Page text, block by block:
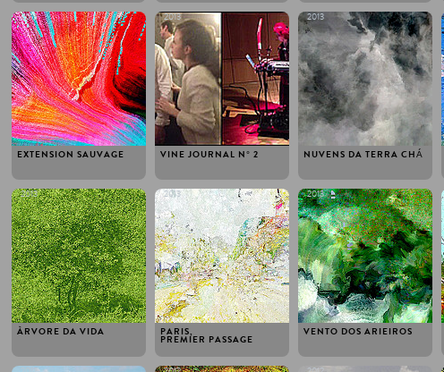
EXTENSION SAUVAGE
2013
VINE JOURNAL N° 2
2013
NUVENS DA TERRA CHÁ
2013
ÀRVORE DA VIDA
2013
PARIS,
PREMIER PASSAGE
2013
VENTO DOS ARIEIROS
2013